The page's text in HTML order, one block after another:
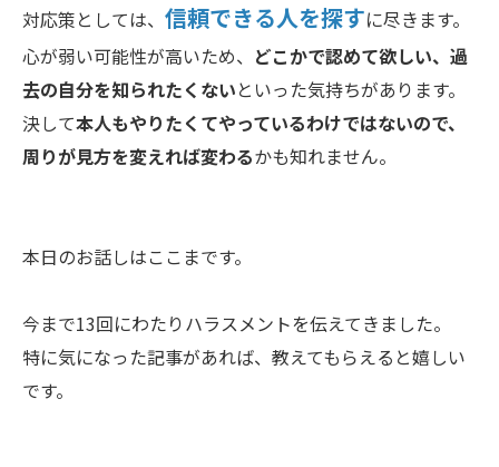
対応策としては、 信頼できる人を探すに尽きます。
心が弱い可能性が高いため、 どこかで認めて欲しい、過
去の自分を知られたくないといった気持ちがあります。
決して本人もやりたくてやっているわけではないので、
周りが見方を変えれば変わるかも知れません。
本日のお話しはここまです。
今まで13回にわたりハラスメントを伝えてきました。
特に気になった記事があれば、教えてもらえると嬉しい
です。